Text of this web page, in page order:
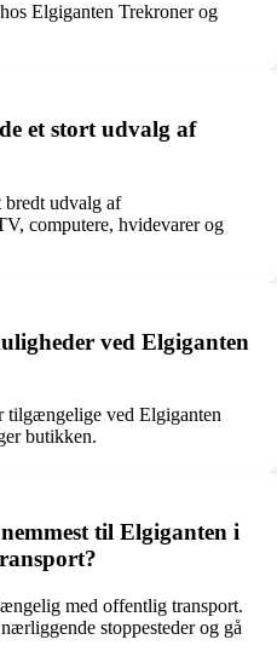
Elgiganten Trekroner og
et stort udvalg af
bredt udvalg af
computere, hvidevarer og
ved Elgiganten
tilgængelige ved Elgiganten
butikken.
til Elgiganten i
med offentlig transport.
stoppesteder og gå